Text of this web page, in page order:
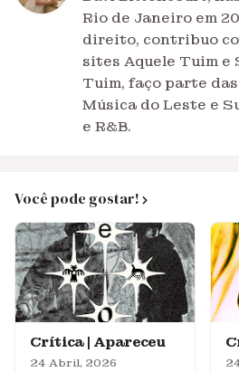
Rio de Janeiro em
direito, contribuo
sites Aquele Tuim e
Tuim, faço parte
Música do Leste e
e R&B.
Você pode gostar!
Crítica | Apareceu
24 Abril, 2026